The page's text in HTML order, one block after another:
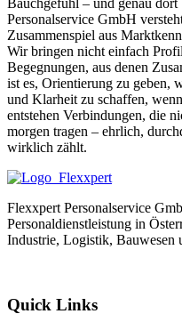
Bauchgefühl – und genau
Personalservice GmbH
Zusammenspiel aus
Wir bringen nicht einfach
Begegnungen, aus denen
ist es, Orientierung zu geben,
und Klarheit zu schaffen,
entstehen Verbindungen, die
morgen tragen – ehrlich,
wirklich zählt.
Flexxpert Personalservice
Personaldienstleistung in
Industrie, Logistik, Bauwesen
Quick Links